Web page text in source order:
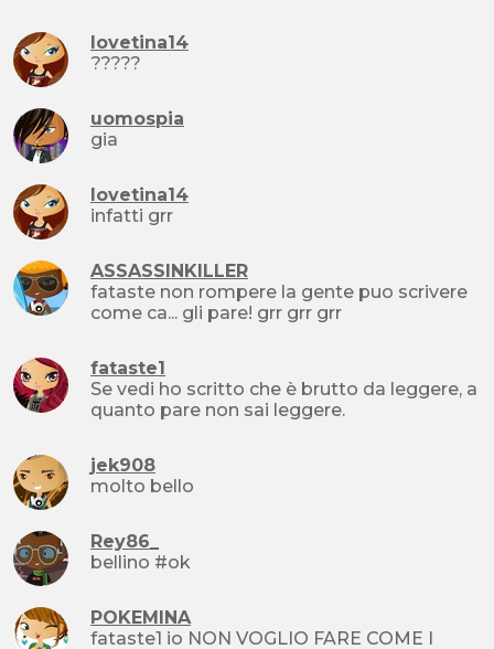
lovetina14
?????
uomospia
gia
lovetina14
infatti grr
ASSASSINKILLER
fataste non rompere la gente puo scrivere
come ca... gli pare! grr grr grr
fataste1
Se vedi ho scritto che è brutto da leggere, a
quanto pare non sai leggere.
jek908
molto bello
Rey86_
bellino #ok
POKEMINA
fataste1 io NON VOGLIO FARE COME I